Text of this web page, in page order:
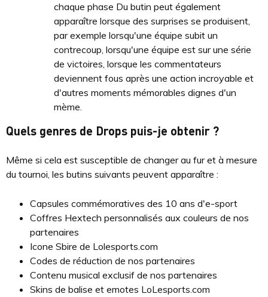
chaque phase Du butin peut également
apparaître lorsque des surprises se produisent,
par exemple lorsqu'une équipe subit un
contrecoup, lorsqu'une équipe est sur une série
de victoires, lorsque les commentateurs
deviennent fous après une action incroyable et
d'autres moments mémorables dignes d'un
mème.
Quels genres de Drops puis-je obtenir ?
Même si cela est susceptible de changer au fur et à mesure
du tournoi, les butins suivants peuvent apparaître :
Capsules commémoratives des 10 ans d'e-sport
Coffres Hextech personnalisés aux couleurs de nos
partenaires
Icone Sbire de Lolesports.com
Codes de réduction de nos partenaires
Contenu musical exclusif de nos partenaires
Skins de balise et emotes LoLesports.com